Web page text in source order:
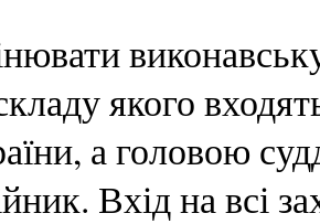
якого
а головою
Вхід на всі